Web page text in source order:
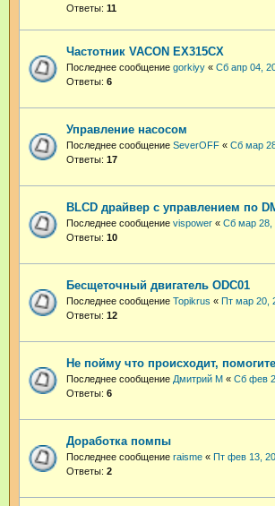
Ответы: 11
Частотник VACON EX315CX
Последнее сообщение gorkiyy « Сб апр 04,
Ответы: 6
Управление насосом
Последнее сообщение SeverOFF « Сб мар
Ответы: 17
BLCD драйвер с управлением по
Последнее сообщение vispower « Сб мар 28,
Ответы: 10
Бесщеточный двигатель ODC01
Последнее сообщение Topikrus « Пт мар 20,
Ответы: 12
Не пойму что происходит,
Последнее сообщение Дмитрий М « Сб фев
Ответы: 6
Доработка помпы
Последнее сообщение raisme « Пт фев 13,
Ответы: 2